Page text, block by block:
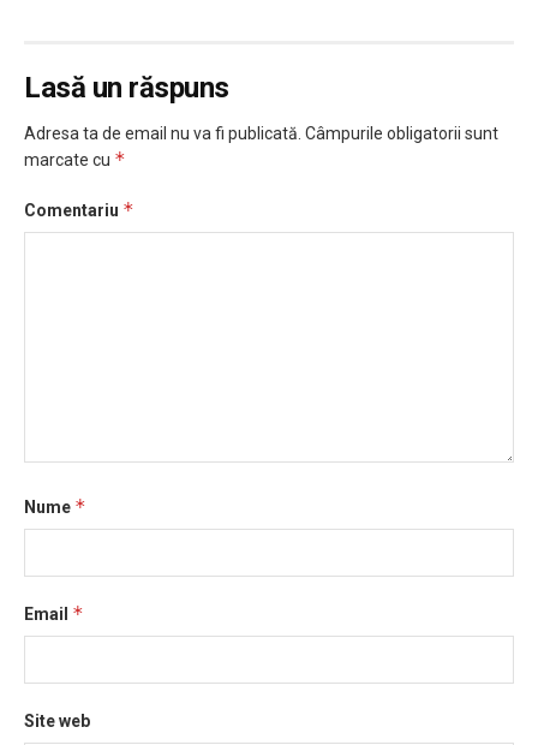
Lasă un răspuns
Adresa ta de email nu va fi publicată. Câmpurile obligatorii sunt
marcate cu *
Comentariu *
Nume *
Email *
Site web